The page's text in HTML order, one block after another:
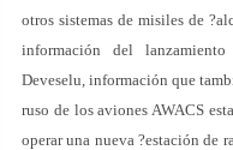
otros sistemas de misiles de
información del
Deveselu, información que
ruso de los aviones AWACS
operar una nueva ?estación de